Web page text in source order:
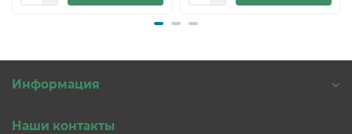
Информация
Наши контакты